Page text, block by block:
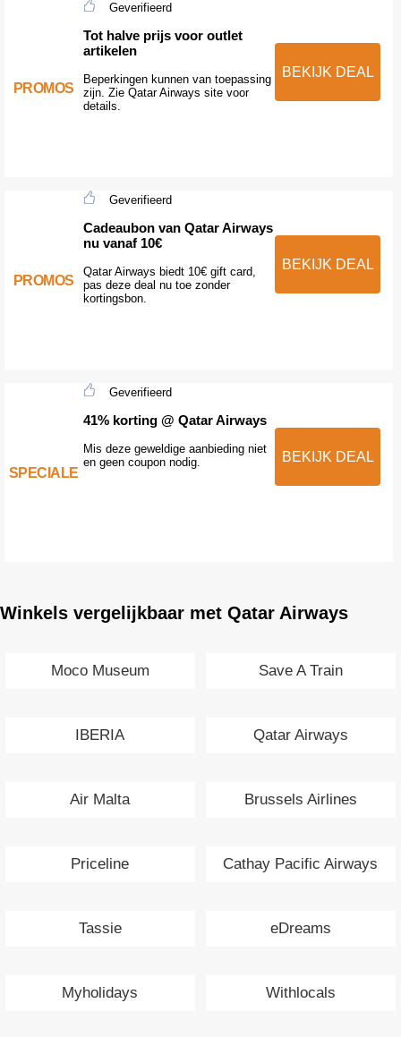
PROMOS
Geverifieerd
Tot halve prijs voor outlet
artikelen
Beperkingen kunnen van toepassing
zijn. Zie Qatar Airways site voor
details.
BEKIJK DEAL
PROMOS
Geverifieerd
Cadeaubon van Qatar Airways
nu vanaf 10€
Qatar Airways biedt 10€ gift card,
pas deze deal nu toe zonder
kortingsbon.
BEKIJK DEAL
SPECIALE
Geverifieerd
41% korting @ Qatar Airways
Mis deze geweldige aanbieding niet
en geen coupon nodig.
BEKIJK DEAL
Winkels vergelijkbaar met Qatar Airways
Moco Museum Save A Train
IBERIA Qatar Airways
Air Malta Brussels Airlines
Priceline Cathay Pacific Airways
Tassie eDreams
Myholidays Withlocals